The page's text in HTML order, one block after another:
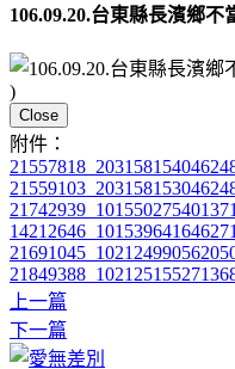
106.09.20.台東縣長濱鄉不
Close
附件：
上一篇
下一篇